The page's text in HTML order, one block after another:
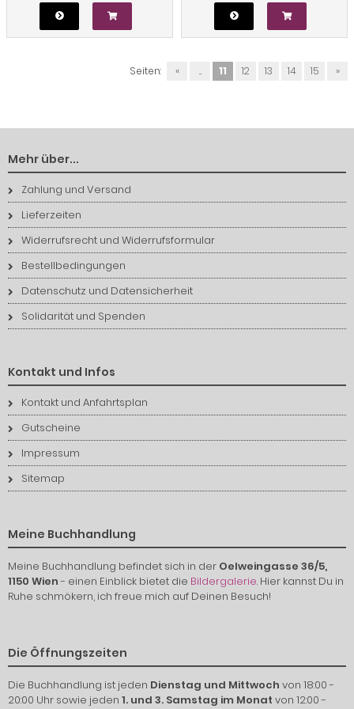
Seiten: « ... 11 12 13 14 15 »
Mehr über...
Zahlung und Versand
Lieferzeiten
Widerrufsrecht und Widerrufsformular
Bestellbedingungen
Datenschutz und Datensicherheit
Solidarität und Spenden
Kontakt und Infos
Kontakt und Anfahrtsplan
Gutscheine
Impressum
Sitemap
Meine Buchhandlung
Meine Buchhandlung befindet sich in der Oelweingasse 36/5,
1150 Wien- einen Einblick bietet die Bildergalerie. Hier kannst Du in
Ruhe schmökern, ich freue mich auf Deinen Besuch!
Die Öffnungszeiten
Die Buchhandlung ist jeden Dienstag und Mittwoch von 18:00 -
20:00 Uhr sowie jeden 1. und 3. Samstag im Monat von 12:00 -